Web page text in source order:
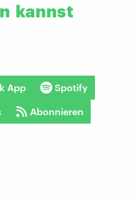
kannst
App Spotify
Abonnieren